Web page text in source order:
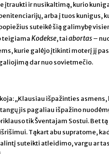
įtraukti ir nusikaltimą, kurio
arba į tuos kunigus,
suteikė šią galimybę
teigiamaKodekse, taiabortas–
kurie galėjo įtikinti moterį jį
dar nuo sovietmečio.
„Klausiau išpažinties asmens,
jis pagaliau išpažino
tik Šventajam Sostui. Bet
Tąkart abu supratome,
suteikti atleidimo, vargu ar